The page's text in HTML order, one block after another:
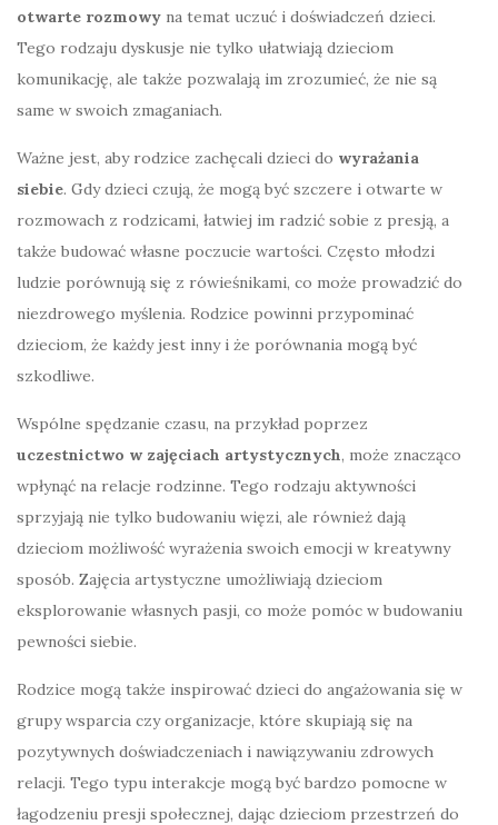
otwarte rozmowy na temat uczuć i doświadczeń dzieci.
Tego rodzaju dyskusje nie tylko ułatwiają dzieciom
komunikację, ale także pozwalają im zrozumieć, że nie są
same w swoich zmaganiach.
Ważne jest, aby rodzice zachęcali dzieci do wyrażania
siebie. Gdy dzieci czują, że mogą być szczere i otwarte w
rozmowach z rodzicami, łatwiej im radzić sobie z presją, a
także budować własne poczucie wartości. Często młodzi
ludzie porównują się z rówieśnikami, co może prowadzić do
niezdrowego myślenia. Rodzice powinni przypominać
dzieciom, że każdy jest inny i że porównania mogą być
szkodliwe.
Wspólne spędzanie czasu, na przykład poprzez
uczestnictwo w zajęciach artystycznych, może znacząco
wpłynąć na relacje rodzinne. Tego rodzaju aktywności
sprzyjają nie tylko budowaniu więzi, ale również dają
dzieciom możliwość wyrażenia swoich emocji w kreatywny
sposób. Zajęcia artystyczne umożliwiają dzieciom
eksplorowanie własnych pasji, co może pomóc w budowaniu
pewności siebie.
Rodzice mogą także inspirować dzieci do angażowania się w
grupy wsparcia czy organizacje, które skupiają się na
pozytywnych doświadczeniach i nawiązywaniu zdrowych
relacji. Tego typu interakcje mogą być bardzo pomocne w
łagodzeniu presji społecznej, dając dzieciom przestrzeń do